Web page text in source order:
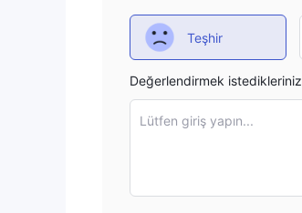
Teşhir
Değerlendirmek istedikleriniz
Lütfen giriş yapın...